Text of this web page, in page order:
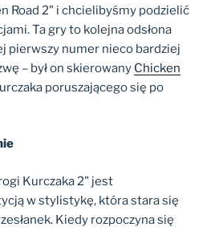
Road 2" i chcielibyśmy podzielić
Ta gry to kolejna odsłona
pierwszy numer nieco bardziej
– był on skierowany Chicken
poruszającego się po
Kurczaka 2" jest
w stylistykę, która stara się
Kiedy rozpoczyna się